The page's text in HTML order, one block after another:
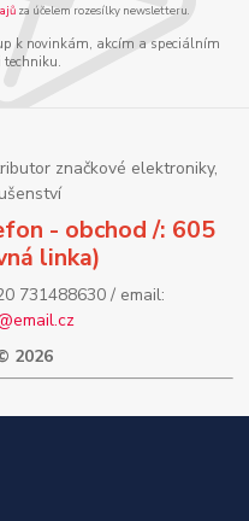
za účelem rozesílky newsletteru.
k novinkám, akcím a speciálním
značkové elektroniky,
- obchod /: 605
linka)
731488630 / email:
2026